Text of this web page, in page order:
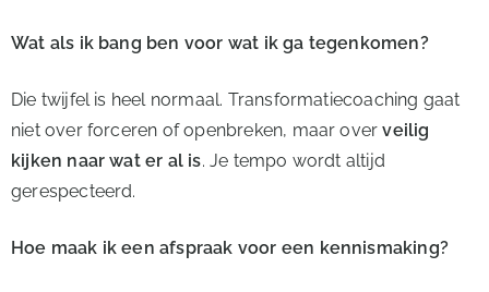
Wat als ik bang ben voor wat ik ga tegenkomen?
Die twijfel is heel normaal. Transformatiecoaching gaat
niet over forceren of openbreken, maar overveilig
kijken naar wat er al is. Je tempo wordt altijd
gerespecteerd.
Hoe maak ik een afspraak voor een kennismaking?